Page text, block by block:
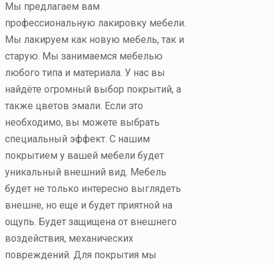
Мы предлагаем вам
профессиональную лакировку мебели.
Мы лакируем как новую мебель, так и
старую. Мы занимаемся мебелью
любого типа и материала. У нас вы
найдёте огромный выбор покрытий, а
также цветов эмали. Если это
необходимо, вы можете выбрать
специальный эффект. С нашим
покрытием у вашей мебели будет
уникальный внешний вид. Мебель
будет не только интересно выглядеть
внешне, но еще и будет приятной на
ощупь. Будет защищена от внешнего
воздействия, механических
повреждений. Для покрытия мы